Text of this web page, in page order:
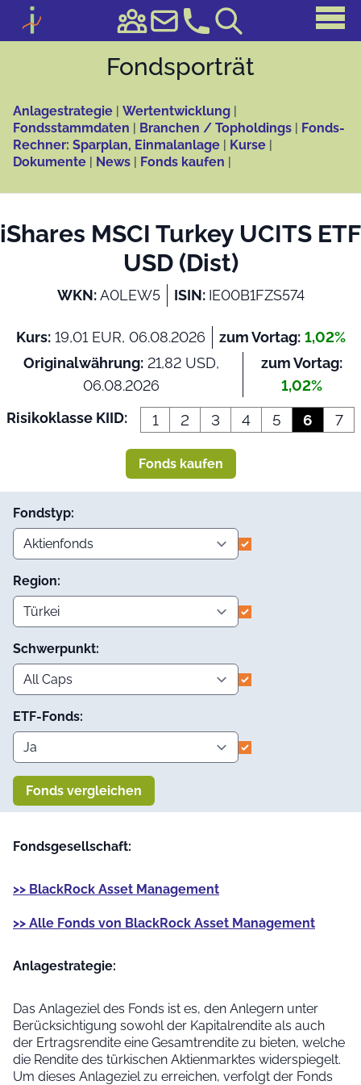
Fonds­porträt
Anlagestrategie | Wertentwicklung |
Fondsstammdaten | Branchen / Topholdings | Fonds-
Rechner: Sparplan, Einmalanlage | Kurse |
Dokumente | News | Fonds kaufen |
iShares MSCI Turkey UCITS ETF
USD (Dist)
WKN:A0LEW5 ISIN: IE00B1FZS574
Kurs:19,01 EUR, 06.08.2026 zum Vortag: 1,02%
Originalwährung:21,82 USD,
06.08.2026
zum Vortag:
1,02%
Risikoklasse KIID:
1 2 3 4 5 6 7
Fonds kaufen
Fondstyp:
Region:
Schwerpunkt:
ETF-Fonds:
Fonds vergleichen
Fondsgesellschaft:
>> BlackRock Asset Management
>> Alle Fonds von BlackRock Asset Management
Anlage­strategie:
Das Anlageziel des Fonds ist es, den Anlegern unter
Berücksichtigung sowohl der Kapitalrendite als auch
der Ertragsrendite eine Gesamtrendite zu bieten, welche
die Rendite des türkischen Aktienmarktes widerspiegelt.
Um dieses Anlageziel zu erreichen, verfolgt der Fonds